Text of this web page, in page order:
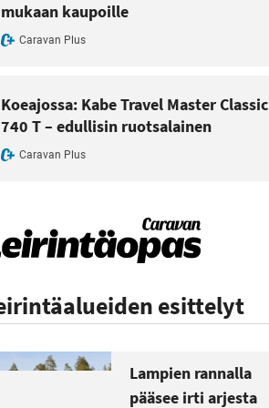
mukaan kaupoille
Caravan Plus
Koeajossa: Kabe Travel Master Classic
740 T – edullisin ruotsalainen
Caravan Plus
esittelyt
Lampien rannalla
pääsee irti arjesta